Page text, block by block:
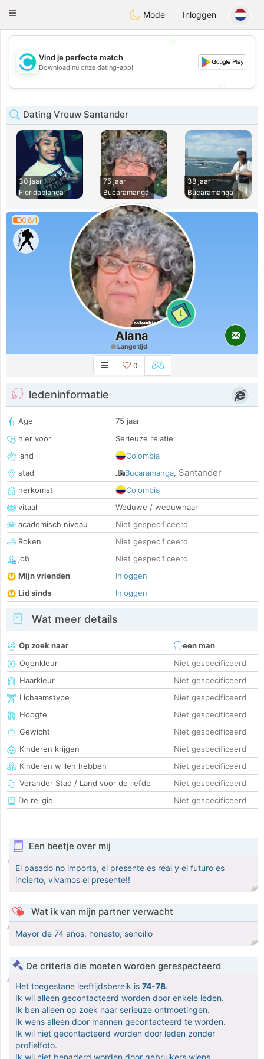
olombiaCitas
Toggle
Mode Inloggen
💖
💕
Vind je perfecte match
Download nu onze dating-app!
Dating Vrouw Santander
30 jaar
Floridablanca
75 jaar
Bucaramanga
38 jaar
Bucaramanga
0.6/1
1
Alana
Lange tijd
0
ledeninformatie
Age
75 jaar
hier voor
Serieuze relatie
land
Colombia
stad
Bucaramanga, Santander
herkomst
Colombia
vitaal
Weduwe / weduwnaar
academisch niveau
Niet gespecificeerd
Roken
Niet gespecificeerd
job
Niet gespecificeerd
Mijn vrienden
Inloggen
Lid sinds
Inloggen
Wat meer details
Op zoek naar
een man
Ogenkleur
Niet gespecificeerd
Haarkleur
Niet gespecificeerd
Lichaamstype
Niet gespecificeerd
Hoogte
Niet gespecificeerd
Gewicht
Niet gespecificeerd
Kinderen krijgen
Niet gespecificeerd
Kinderen willen hebben
Niet gespecificeerd
Verander Stad / Land voor de liefde
Niet gespecificeerd
De religie
Niet gespecificeerd
Een beetje over mij
El pasado no importa, el presente es real y el futuro es
incierto, vivamos el presente!!
Wat ik van mijn partner verwacht
Mayor de 74 años, honesto, sencillo
De criteria die moeten worden gerespecteerd
Het toegestane leeftijdsbereik is 74-78.
Ik wil alleen gecontacteerd worden door enkele leden.
Ik ben alleen op zoek naar serieuze ontmoetingen.
Ik wens alleen door mannen gecontacteerd te worden.
Ik wil niet gecontacteerd worden door leden zonder
profielfoto.